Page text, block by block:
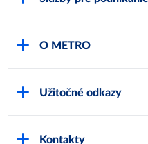
Track & trace
O METRO
Užitočné odkazy
Kontakty